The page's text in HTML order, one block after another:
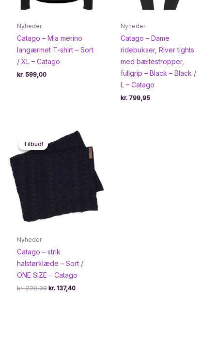
Nyheder
Catago – Mia merino
langærmet T-shirt – Sort
/ XL – Catago
kr. 599,00
Nyheder
Catago – Dame
ridebukser, River tights
med bæltestropper,
fullgrip – Black – Black /
L – Catago
kr. 799,95
Tilbud!
Tilbud!
Nyheder
Catago – strik
halstørklæde – Sort /
ONE SIZE – Catago
kr.229,00 Den
kr. 137,40Den